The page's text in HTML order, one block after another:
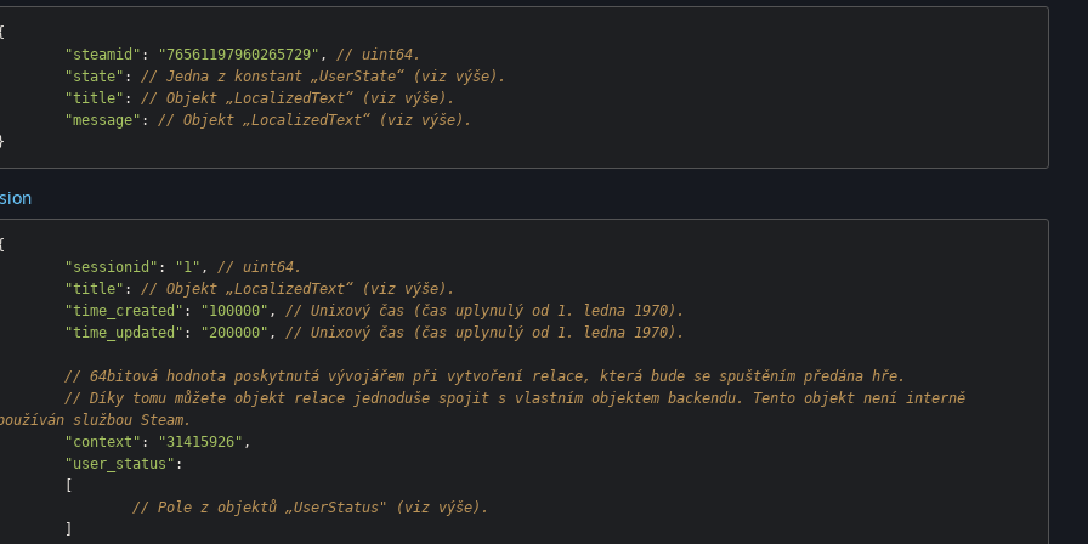
"steamid" : "76561197960265729" , // uint64.
"state" : // Jedna z konstant „UserState“ (viz výše).
"title" : // Objekt „LocalizedText“ (viz výše).
"message" : // Objekt „LocalizedText“ (viz výše).
"sessionid" : "1" , // uint64.
"title" : // Objekt „LocalizedText“ (viz výše).
"time_created" : "100000" , // Unixový čas (čas uplynulý od 1. ledna 1970).
"time_updated" : "200000" , // Unixový čas (čas uplynulý od 1. ledna 1970).
// 64bitová hodnota poskytnutá vývojářem při vytvoření relace, která bude se spuštěním předána hře.
// Díky tomu můžete objekt relace jednoduše spojit s vlastním objektem backendu. Tento objekt není interně
službou Steam.
"context" : "31415926" ,
"user_status" :
// Pole z objektů „UserStatus" (viz výše).